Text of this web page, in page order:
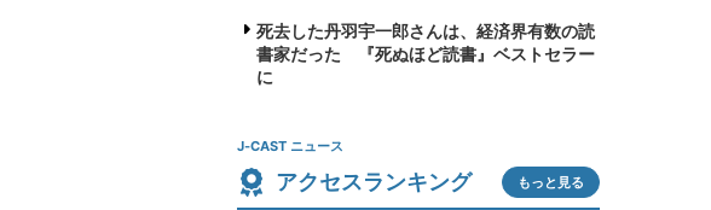
死去した丹羽宇一郎さんは、経済界有数の読
書家だった 『死ぬほど読書』ベストセラー
に
J-CAST ニュース
アクセスランキング もっと見る